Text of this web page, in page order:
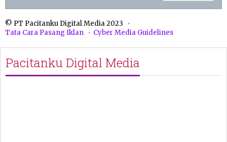
© PT Pacitanku Digital Media 2023
Tata Cara Pasang Iklan
Cyber Media Guidelines
Pacitanku Digital Media